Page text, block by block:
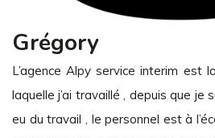
Grégory
L’agence Alpy service interim est
laquelle j’ai travaillé , depuis que je
eu du travail , le personnel est à